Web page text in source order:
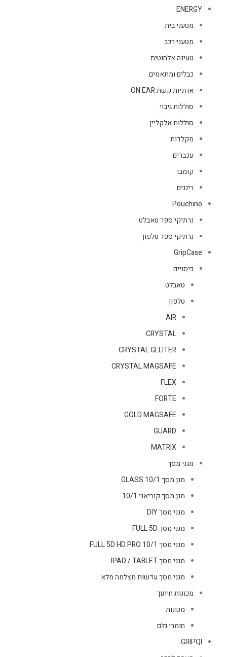
ENERGY
מטעני בית
מטעני רכב
טעינה אלחוטית
כבלים ומתאמים
אוזניות קשת ON EAR
סוללות גיבוי
סוללות אלקליין
מקלדות
עכברים
קומבו
רינגים
Pouchino
נרתיקי ספר טאבלט
נרתיקי ספר טלפון
GripCase
כיסויים
טאבלט
טלפון
AIR
CRYSTAL
CRYSTAL GLLITER
CRYSTAL MAGSAFE
FLEX
FORTE
GOLD MAGSAFE
GUARD
MATRIX
מגני מסך
מגן מסך GLASS 10/1
מגן מסך קוריאני 10/1
מגני מסך DIY
מגני מסך FULL 5D
מגני מסך FULL 5D HD PRO 10/1
מגני מסך IPAD / TABLET
מגני מסך עדשות מצלמה מלא
מכונות חיתוך
מכונות
חומרי גלם
GRIPQI